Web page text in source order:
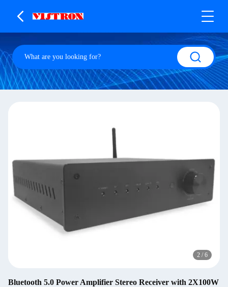
2 / 6
Bluetooth 5.0 Power Amplifier Stereo Receiver with 2X100W